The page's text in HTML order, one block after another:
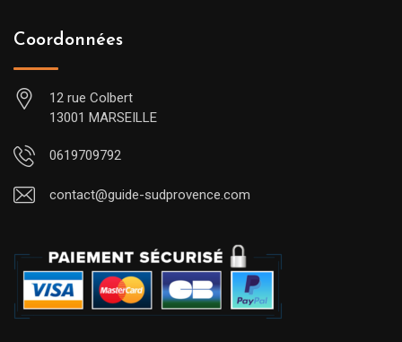
Coordonnées
12 rue Colbert
13001 MARSEILLE
0619709792
contact@guide-sudprovence.com